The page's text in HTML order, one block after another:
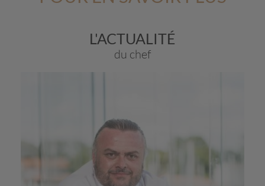
L'ACTUALITÉ
du chef